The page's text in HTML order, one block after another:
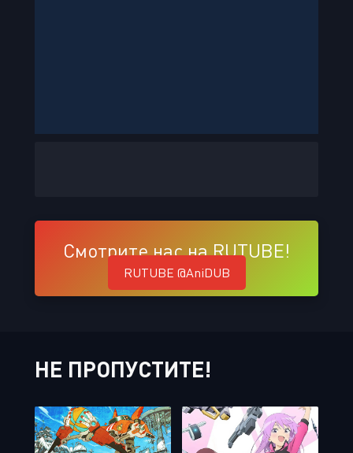
Смотрите нас на RUTUBE!
RUTUBE @AniDUB
НЕ ПРОПУСТИТЕ!